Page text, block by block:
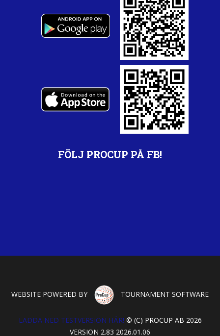
FÖLJ PROCUP PÅ FB!
WEBSITE POWERED BY TOURNAMENT SOFTWARE
LADDA NED TESTVERSION HÄR! © (C) PROCUP AB 2026
VERSION 2.83 2026.01.06